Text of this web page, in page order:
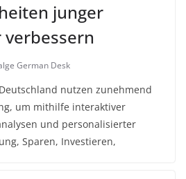
junger
verbessern
German Desk
nutzen zunehmend
um mithilfe interaktiver
und personalisierter
Sparen, Investieren,